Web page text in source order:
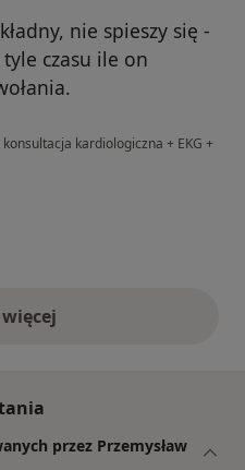
nie spieszy się -
czasu ile on
konsultacja kardiologiczna + EKG +
opinie powyżej
przez Przemysław